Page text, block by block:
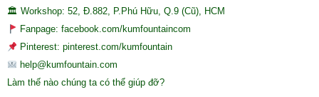
🏛 Workshop: 52, Đ.882, P.Phú Hữu, Q.9 (Cũ), HCM
Fanpage: facebook.com/kumfountaincom
Pinterest: pinterest.com/kumfountain
help@kumfountain.com
Làm thế nào chúng ta có thể giúp đỡ?